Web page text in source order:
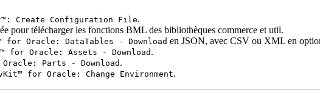
Create Configuration File.
pour télécharger les fonctions BML des bibliothèques commerce et util.
for Oracle: DataTables - Download en JSON, avec CSV ou XML en
for Oracle: Assets - Download.
Oracle: Parts - Download .
for Oracle: Change Environment.